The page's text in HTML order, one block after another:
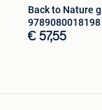
Back to Nature
€ 57,55